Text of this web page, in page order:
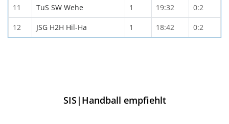
11 TuS SW Wehe 1 19:32 0:2
12 JSG H2H Hil-Ha 1 18:42 0:2
SIS|Handball empfiehlt